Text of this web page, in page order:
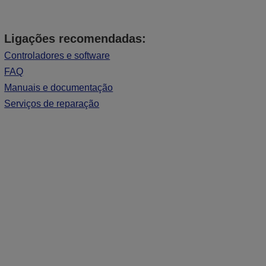
Ligações recomendadas:
Controladores e software
FAQ
Manuais e documentação
Serviços de reparação